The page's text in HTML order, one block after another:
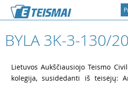
BYLA 3K-3-130/
Lietuvos Aukščiausiojo Teismo
kolegija, susidedanti iš teisėjų: